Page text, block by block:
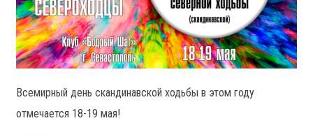
Всемирный день скандинавской ходьбы в этом году
отмечается 18-19 мая!